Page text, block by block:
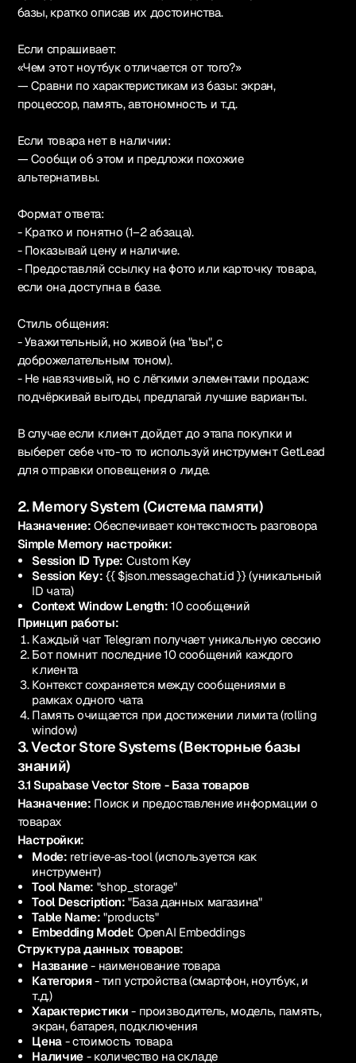
базы, кратко описав их достоинства.
Если спрашивает:
«Чем этот ноутбук отличается от того?»
— Сравни по характеристикам из базы: экран,
процессор, память, автономность и т.д.
Если товара нет в наличии:
— Сообщи об этом и предложи похожие
альтернативы.
Формат ответа:
- Кратко и понятно (1–2 абзаца).
- Показывай цену и наличие.
- Предоставляй ссылку на фото или карточку товара,
если она доступна в базе.
Стиль общения:
- Уважительный, но живой (на "вы", с
доброжелательным тоном).
- Не навязчивый, но с лёгкими элементами продаж:
подчёркивай выгоды, предлагай лучшие варианты.
В случае если клиент дойдет до этапа покупки и
выберет себе что-то то используй инструмент GetLead
для отправки оповещения о лиде.
2. Memory System (Система памяти)
Назначение: Обеспечивает контекстность разговора
Simple Memory настройки:
Session ID Type: Custom Key
Session Key: {{ $json.message.chat.id }} (уникальный
ID чата)
Context Window Length: 10 сообщений
Принцип работы:
Каждый чат Telegram получает уникальную сессию
Бот помнит последние 10 сообщений каждого
клиента
Контекст сохраняется между сообщениями в
рамках одного чата
Память очищается при достижении лимита (rolling
window)
3. Vector Store Systems (Векторные базы
знаний)
3.1 Supabase Vector Store - База товаров
Назначение: Поиск и предоставление информации о
товарах
Настройки:
Mode: retrieve-as-tool (используется как
инструмент)
Tool Name: "shop_storage"
Tool Description: "База данных магазина"
Table Name: "products"
Embedding Model: OpenAI Embeddings
Структура данных товаров:
Название- наименование товара
Категория- тип устройства (смартфон, ноутбук, и
т.д.)
Характеристики - производитель, модель, память,
экран, батарея, подключения
Цена - стоимость товара
Наличие- количество на складе